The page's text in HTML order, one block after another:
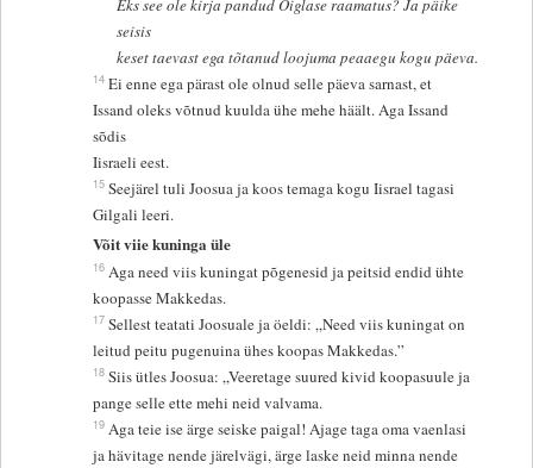
Eks see ole kirja pandud Õiglase raamatus? Ja päike
seisis
keset taevast ega tõtanud loojuma peaaegu kogu päeva.
14 Ei enne ega pärast ole olnud selle päeva sarnast, et
Issand oleks võtnud kuulda ühe mehe häält. Aga Issand
sõdis
Iisraeli eest.
15 Seejärel tuli Joosua ja koos temaga kogu Iisrael tagasi
Gilgali leeri.
Võit viie kuninga üle
16 Aga need viis kuningat põgenesid ja peitsid endid ühte
koopasse Makkedas.
17 Sellest teatati Joosuale ja öeldi: „Need viis kuningat on
leitud peitu pugenuina ühes koopas Makkedas.”
18 Siis ütles Joosua: „Veeretage suured kivid koopasuule ja
pange selle ette mehi neid valvama.
19 Aga teie ise ärge seiske paigal! Ajage taga oma vaenlasi
ja hävitage nende järelvägi, ärge laske neid minna nende